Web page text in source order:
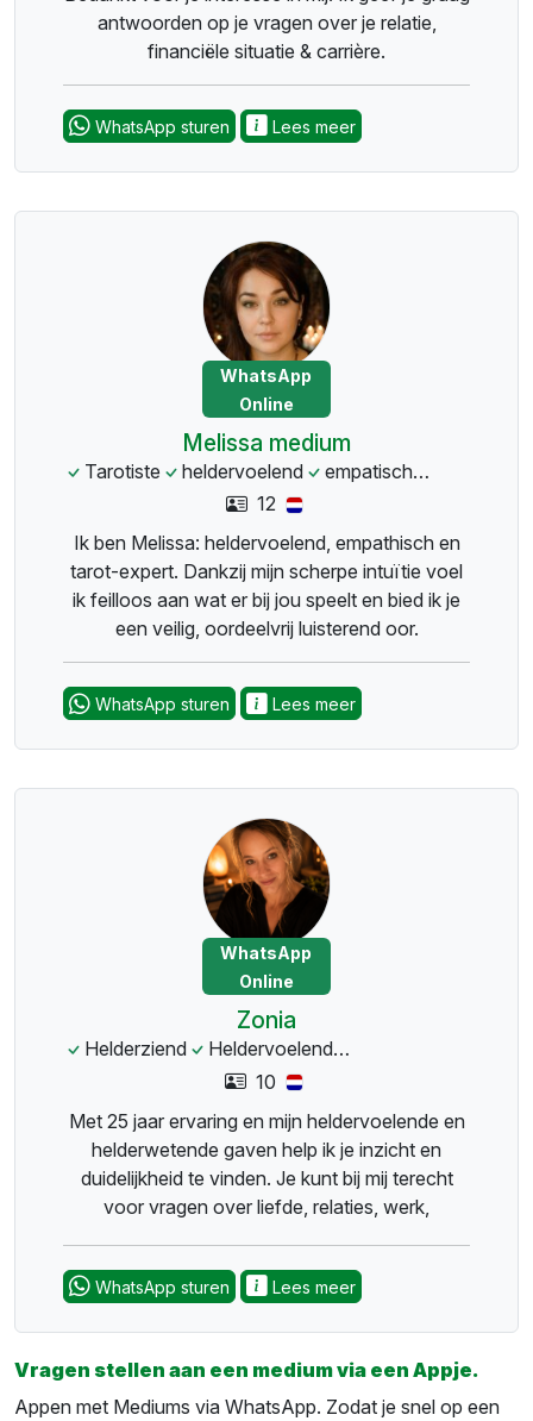
antwoorden op je vragen over je relatie,
financiële situatie & carrière.
WhatsApp sturen Lees meer
WhatsApp
Online
Melissa medium
Tarotiste heldervoelend empatisch
12
Ik ben Melissa: heldervoelend, empathisch en
tarot-expert. Dankzij mijn scherpe intuïtie voel
ik feilloos aan wat er bij jou speelt en bied ik je
een veilig, oordeelvrij luisterend oor.
WhatsApp sturen Lees meer
WhatsApp
Online
Zonia
Helderziend Heldervoelend
10
Met 25 jaar ervaring en mijn heldervoelende en
helderwetende gaven help ik je inzicht en
duidelijkheid te vinden. Je kunt bij mij terecht
voor vragen over liefde, relaties, werk,
speelt, welke energieën om je heen aanwezig
WhatsApp sturen Lees meer
Vragen stellen aan een medium via een Appje.
Appen met Mediums via WhatsApp. Zodat je snel op een